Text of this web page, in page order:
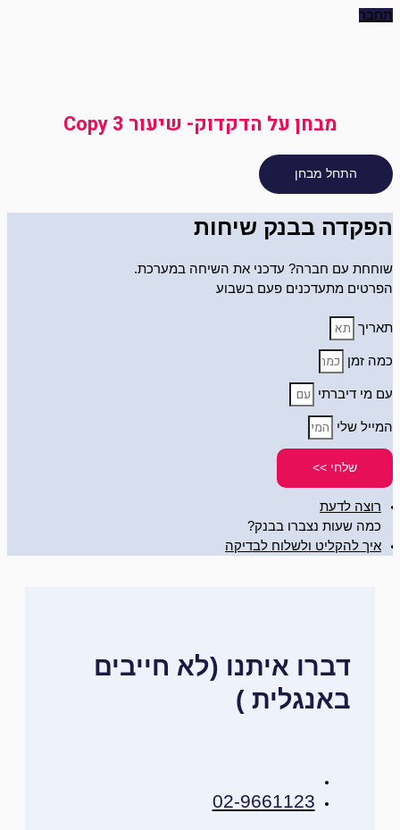
התחבר
מבחן על הדקדוק- שיעור 3 Copy
הפקדה בבנק שיחות
שוחחת עם חברה? עדכני את השיחה במערכת.
הפרטים מתעדכנים פעם בשבוע
תאריך
כמה זמן
עם מי דיברתי
המייל שלי
שלחי >>
רוצה לדעת
כמה שעות נצברו בבנק?
איך להקליט ולשלוח לבדיקה
דברו איתנו (לא חייבים
באנגלית )
02-9661123